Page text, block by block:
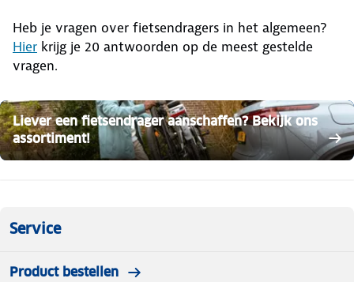
Heb je vragen over fietsendragers in het algemeen?
Hier krijg je 20 antwoorden op de meest gestelde
vragen.
Liever een fietsendrager aanschaffen? Bekijk ons
assortiment!
Service
Product bestellen